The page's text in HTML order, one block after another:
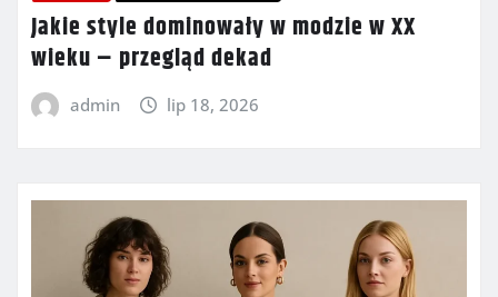
Jakie style dominowały w modzie w XX
wieku – przegląd dekad
admin lip 18, 2026